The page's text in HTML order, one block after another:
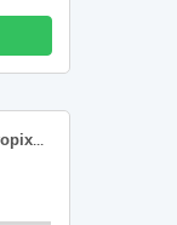
Фрукти (03220000-9 Овочі, фрукти та горіхи, код за ДК 021:2015 Єдиного закупівельного словника)